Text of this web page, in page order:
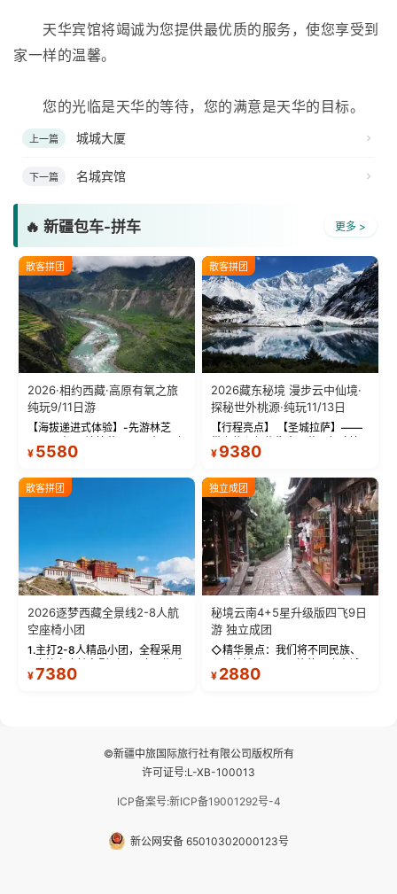
天华宾馆将竭诚为您提供最优质的服务，使您享受到
家一样的温馨。
您的光临是天华的等待，您的满意是天华的目标。
上一篇 城城大厦
下一篇 名城宾馆
🔥 新疆包车-拼车 更多 >
散客拼团
2026·相约西藏·高原有氧之旅
纯玩9/11日游
【海拔递进式体验】-先游林芝
(2900米)再访拉萨(3650米)，亲
测 99%游客零高反 。 【贴心保
反根本不是事儿 ！ 【无人机航
拍】-雪山/圣湖/...
¥ 5580
散客拼团
2026藏东秘境 漫步云中仙境·
探秘世外桃源·纯玩11/13日
【行程亮点】 【圣城拉萨】——
带上信心与信仰去西藏，行吟拉
萨，感受这座城与生俱来的与众
城堡寺院于一体的宏伟建筑，是
西藏最完整的古代...
¥ 9380
散客拼团
2026逐梦西藏全景线2-8人航
空座椅小团
1.主打2-8人精品小团，全程采用
座舱），提供VIP级别的舒适出行
¥7380
独立成团
秘境云南4+5星升级版四飞9日
游 独立成团
◇精华景点：我们将不同民族、
—【大理古城、丽江古城、香格
¥ 2880
©新疆中旅国际旅行社有限公司版权所有
许可证号:L-XB-100013
ICP备案号:新ICP备19001292号-4
新公网安备 65010302000123号